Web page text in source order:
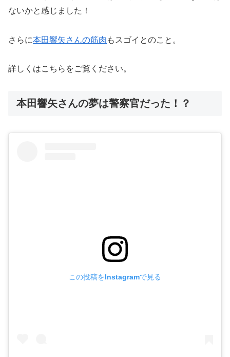
ないかと感じました！
さらに本田響矢さんの筋肉 もスゴイとのこと。
詳しくはこちらをご覧ください。
本田響矢さんの夢は警察官だった！？
この投稿をInstagramで見る